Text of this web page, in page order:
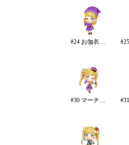
#24 お伽衣装・白雪姫
#30 マーチング☆メロディーズ